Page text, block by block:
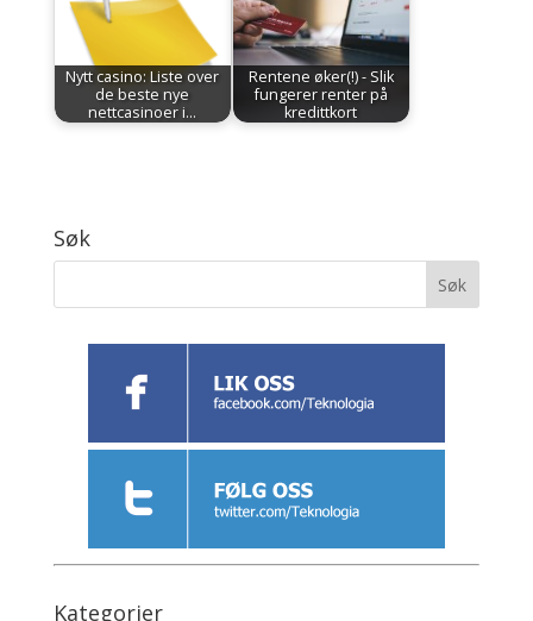
Nytt casino: Liste over
de beste nye
nettcasinoer i…
Rentene øker(!) - Slik
fungerer renter på
kredittkort
Søk
Kategorier